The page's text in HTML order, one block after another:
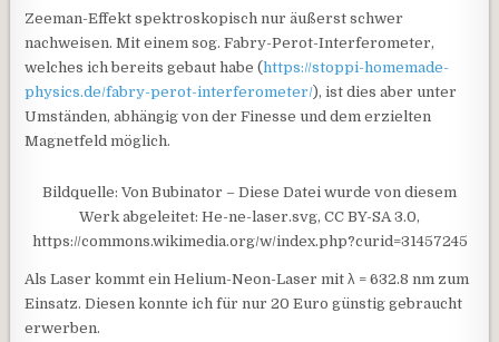
Zeeman-Effekt spektroskopisch nur äußerst schwer
nachweisen. Mit einem sog. Fabry-Perot-Interferometer,
welches ich bereits gebaut habe (https://stoppi-homemade-
physics.de/fabry-perot-interferometer/), ist dies aber unter
Umständen, abhängig von der Finesse und dem erzielten
Magnetfeld möglich.
Bildquelle: Von Bubinator – Diese Datei wurde von diesem
Werk abgeleitet: He-ne-laser.svg, CC BY-SA 3.0,
https://commons.wikimedia.org/w/index.php?curid=31457245
Als Laser kommt ein Helium-Neon-Laser mit λ = 632.8 nm zum
Einsatz. Diesen konnte ich für nur 20 Euro günstig gebraucht
erwerben.